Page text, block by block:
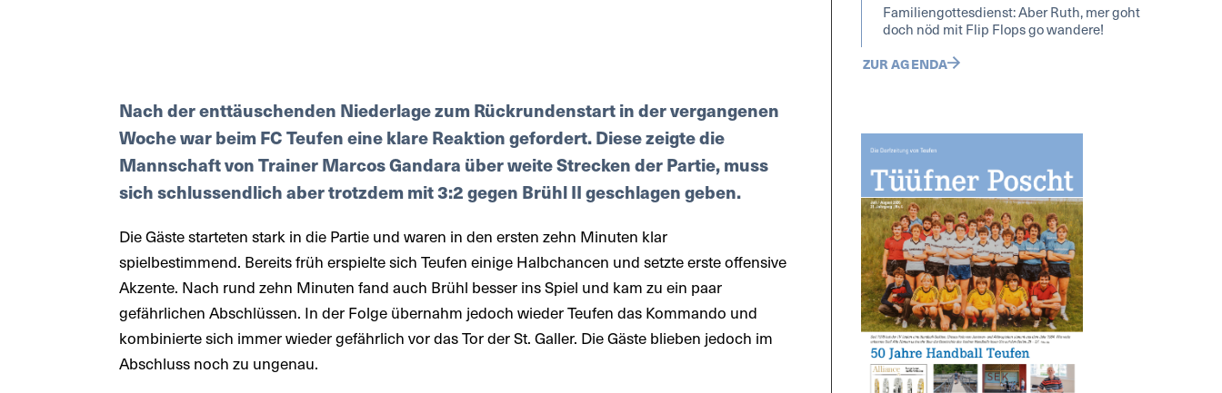
Nach der enttäuschenden Niederlage zum Rückrundenstart in der vergangenen
Woche war beim FC Teufen eine klare Reaktion gefordert. Diese zeigte die
Mannschaft von Trainer Marcos Gandara über weite Strecken der Partie, muss
sich schlussendlich aber trotzdem mit 3:2 gegen Brühl II geschlagen geben.
Die Gäste starteten stark in die Partie und waren in den ersten zehn Minuten klar
spielbestimmend. Bereits früh erspielte sich Teufen einige Halbchancen und setzte erste offensive
Akzente. Nach rund zehn Minuten fand auch Brühl besser ins Spiel und kam zu ein paar
gefährlichen Abschlüssen. In der Folge übernahm jedoch wieder Teufen das Kommando und
kombinierte sich immer wieder gefährlich vor das Tor der St. Galler. Die Gäste blieben jedoch im
Abschluss noch zu ungenau.
Familiengottesdienst: Aber Ruth, mer goht
doch nöd mit Flip Flops go wandere!
ZUR AGENDA